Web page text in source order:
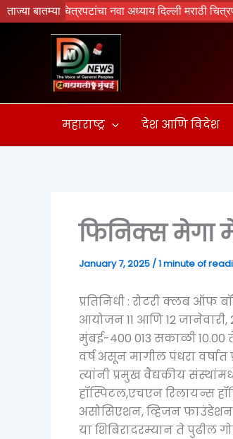
ताज्या बातम्या
मराठी चित्रपटांचा नवा अध्याय दिल्ली मराठी चित्रपट
Skip
to
महाराष्ट्र देश आणि विदेश
फिनिक्स मेगा
January 7, 2025 /1 minute of
प्रतिनिधी : रोटरी क्लब ऑफ
आयोजन 11 आणि 12 जानेवारी,
मुंबई-400 013 सकाळी 10.00
वर्ष असून मागील पंधरा
त्यांनी प्रमुख वैद्यकीय
हॉस्पिटल,एचएन रिलायन्स
असोसिएशन, व्हिजन
या शिबिरादरम्यान ते पुढील